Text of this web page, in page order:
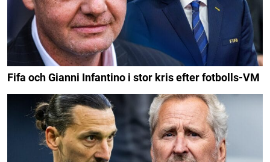
Fifa och Gianni Infantino i stor kris efter fotbolls-VM